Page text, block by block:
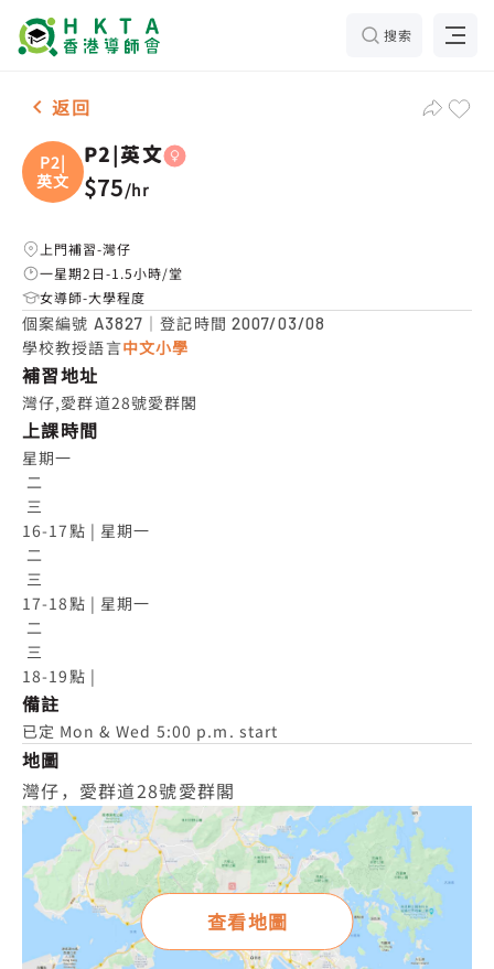
搜索
女-1名 P2|英文，灣仔 補習推介
返回
P2|
英文
P2|英文
$75/hr
上門補習-灣仔
一星期2日-1.5小時/堂
女導師-大學程度
個案編號 A3827 ｜登記時間 2007/03/08
學校教授語言中文小學
補習地址
灣仔,愛群道28號愛群閣
上課時間
星期一
二
16-17點 | 星期一
二
17-18點 | 星期一
二
18-19點 |
備註
已定 Mon & Wed 5:00 p.m. start
地圖
灣仔，愛群道28號愛群閣
查看地圖